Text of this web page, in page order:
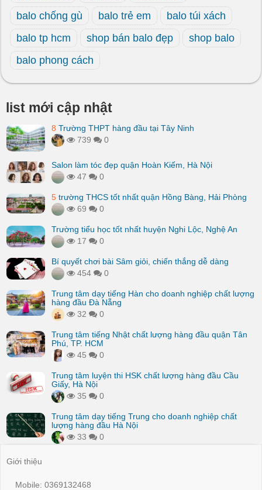
balo chống gù
balo trẻ em
balo túi xách
balo tp hcm
shop bán balo đẹp
shop balo
balo phong cách
list mới cập nhật
8 Trường THPT hàng đầu tại Tây Ninh
739
0
Salon làm tóc đẹp quận Hoàn Kiếm, Hà Nội
47
0
5 trường THCS tốt nhất quận Hồng Bàng, Hải Phòng
69
0
Trường tiểu học tốt nhất huyện Nghi Lộc, Nghệ An
17
0
Bí quyết chơi bài Sâm giỏi, chiến thắng dễ dàng
454
0
Trung tâm dạy tiếng Hàn cho doanh nghiệp chất lượng
hàng đầu Đà Nẵng
32
0
Trung tâm tiếng Nhật chất lượng hàng đầu quận Tân
Phú, TP. HCM
45
0
Trung tâm luyện thi HSK chất lượng hàng đầu Cầu
Giấy, Hà Nội
35
0
Trung tâm dạy tiếng Trung cho doanh nghiệp chất
lượng hàng đầu Hà Nội
33
0
Giới thiệu
Mobile: 0369132468